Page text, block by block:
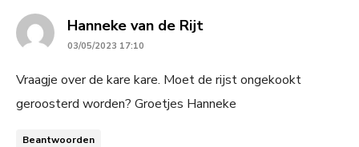
Hanneke van de Rijtsays:
03/05/2023 17:10
Vraagje over de kare kare. Moet de rijst ongekookt
geroosterd worden? Groetjes Hanneke
Beantwoorden